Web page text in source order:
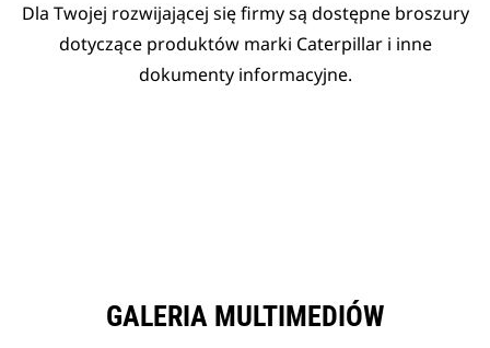
Dla Twojej rozwijającej się firmy są dostępne broszury
dotyczące produktów marki Caterpillar i inne
dokumenty informacyjne.
GALERIA MULTIMEDIÓW